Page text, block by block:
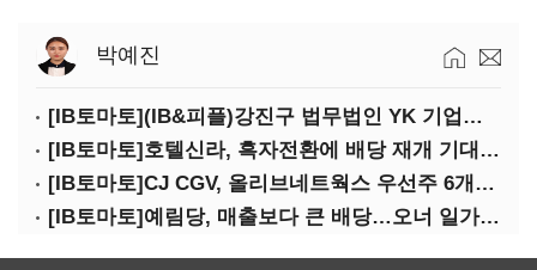
박예진
[IB토마토](IB&피플)강진구 법무법인 YK 기업거버넌스센터 센터장
[IB토마토]호텔신라, 흑자전환에 배당 재개 기대감…삼성생명도 웃을까
[IB토마토]CJ CGV, 올리브네트웍스 우선주 6개월 만에 상환…왜?
[IB토마토]예림당, 매출보다 큰 배당…오너 일가에 절반 간다